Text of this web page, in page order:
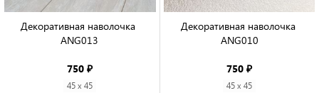
Декоративная наволочка
ANG013
750 ₽
45 x 45
Декоративная наволочка
ANG010
750 ₽
45 x 45